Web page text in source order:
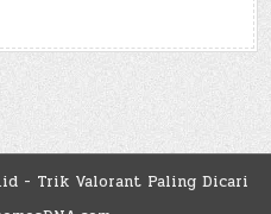
- Trik Valorant Paling Dicari